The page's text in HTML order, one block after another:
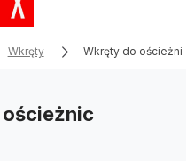
Wkręty Wkręty do ościeżnic